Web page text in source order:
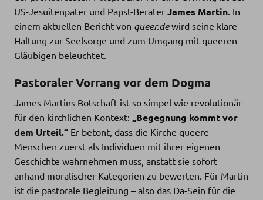
US-Jesuitenpater und Papst-Berater James Martin . In
einem aktuellen Bericht von queer.dewird seine klare
Haltung zur Seelsorge und zum Umgang mit queeren
Gläubigen beleuchtet.
Pastoraler Vorrang vor dem Dogma
James Martins Botschaft ist so simpel wie revolutionär
für den kirchlichen Kontext: „Begegnung kommt vor
dem Urteil.“ Er betont, dass die Kirche queere
Menschen zuerst als Individuen mit ihrer eigenen
Geschichte wahrnehmen muss, anstatt sie sofort
anhand moralischer Kategorien zu bewerten. Für Martin
ist die pastorale Begleitung – also das Da-Sein für die